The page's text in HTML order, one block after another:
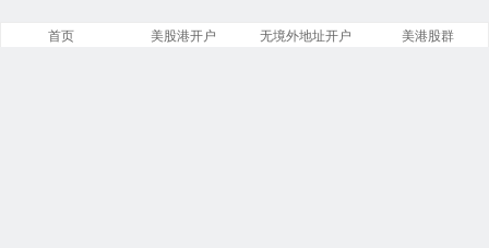
首页 美股港开户 无境外地址开户 美港股群